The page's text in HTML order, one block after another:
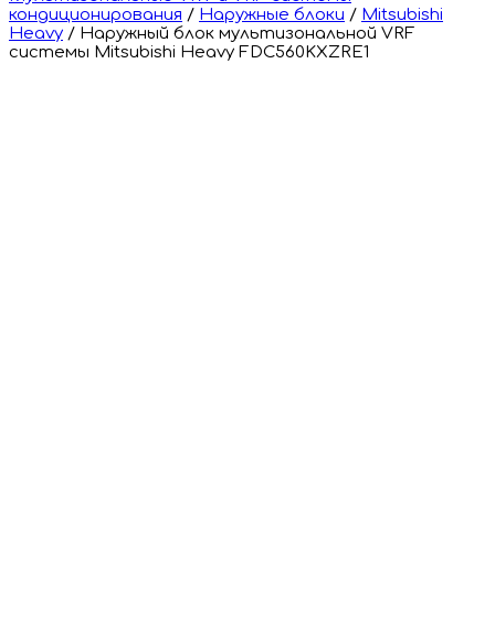
кондиционирования / Наружные блоки / Mitsubishi
Heavy / Наружный блок мультизональной VRF
системы Mitsubishi Heavy FDC560KXZRE1